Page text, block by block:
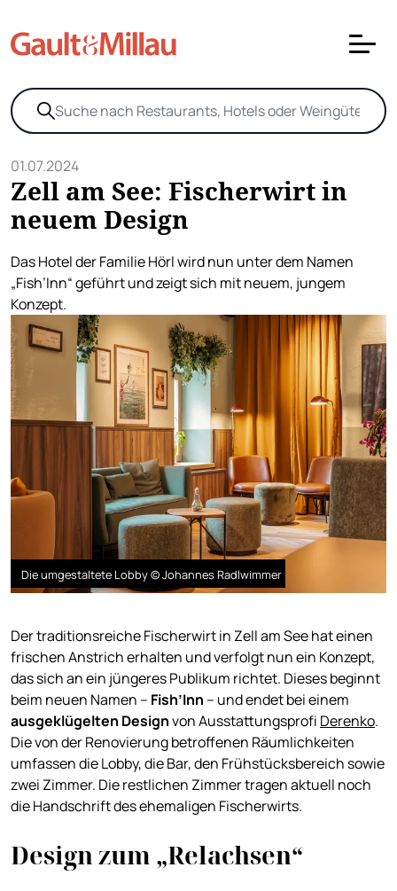
01.07.2024
Zell am See: Fischerwirt in
neuem Design
Das Hotel der Familie Hörl wird nun unter dem Namen
„Fish’Inn“ geführt und zeigt sich mit neuem, jungem
Konzept.
Die umgestaltete Lobby © Johannes Radlwimmer
Der traditionsreiche Fischerwirt in Zell am See hat einen
frischen Anstrich erhalten und verfolgt nun ein Konzept,
das sich an ein jüngeres Publikum richtet. Dieses beginnt
beim neuen Namen – Fish’Inn – und endet bei einem
ausgeklügelten Designvon Ausstattungsprofi Derenko.
Die von der Renovierung betroffenen Räumlichkeiten
umfassen die Lobby, die Bar, den Frühstücksbereich sowie
zwei Zimmer. Die restlichen Zimmer tragen aktuell noch
die Handschrift des ehemaligen Fischerwirts.
Design zum „Relachsen“